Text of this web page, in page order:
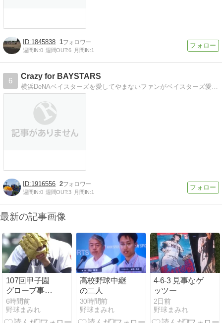
1845838 1
週間IN:0 週間OUT:6 月間IN:1
6
Crazy for BAYSTARS
横浜DeNAベイスターズを愛してやまないファンがベイスターズ愛を語ります。
1916556 2
週間IN:0 週間OUT:3 月間IN:1
最新の記事画像
107回甲子園
グローブ事情
その１
6時間前
野球まみれ
高校野球中継
の二人
30時間前
野球まみれ
4-6-3 見事なゲ
ッツー
2日前
野球まみれ